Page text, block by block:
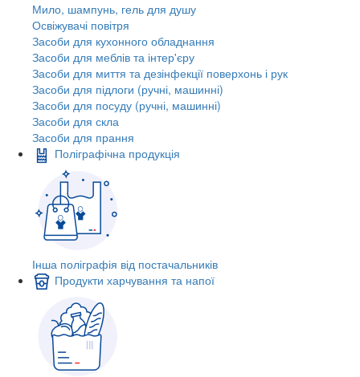
Мило, шампунь, гель для душу
Освіжувачі повітря
Засоби для кухонного обладнання
Засоби для меблів та інтер'єру
Засоби для миття та дезінфекції поверхонь і рук
Засоби для підлоги (ручні, машинні)
Засоби для посуду (ручні, машинні)
Засоби для скла
Засоби для прання
Поліграфічна продукція
Інша поліграфія від постачальників
Продукти харчування та напої